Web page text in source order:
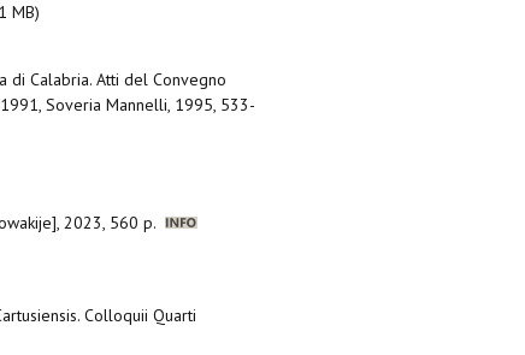
MB)
di Calabria. Atti del Convegno
Soveria Mannelli, 1995, 533-
2023, 560 p.
Colloquii Quarti